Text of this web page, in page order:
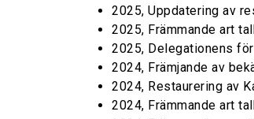
2025, Uppdatering av
2025, Främmande art
2025, Delegationens
2024, Främjande av
2024, Restaurering av
2024, Främmande art